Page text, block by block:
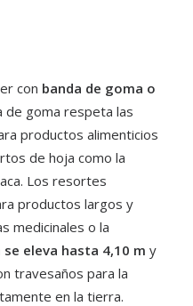
con banda de goma o
de goma respeta las
productos alimenticios
de hoja como la
Los resortes
productos largos y
medicinales o la
eleva hasta 4,10 m y
travesaños para la
en la tierra.